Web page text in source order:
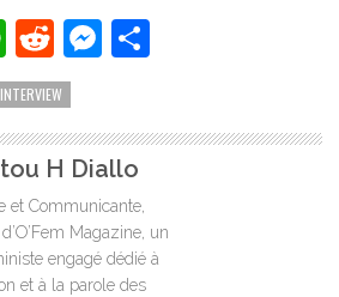
WhatsApp
RedditMessenger
INTERVIEW
H Diallo
et Communicante,
Magazine, un
engagé dédié à
et à la parole des